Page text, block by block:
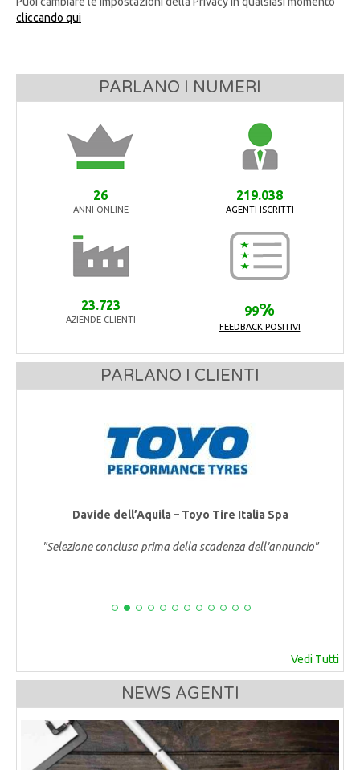
cliccando qui
PARLANO I NUMERI
26
ANNI ONLINE
219.038
AGENTI ISCRITTI
23.723
AZIENDE CLIENTI
99%
FEEDBACK POSITIVI
PARLANO I CLIENTI
Davide dell’Aquila – Toyo Tire Italia Spa
"Selezione conclusa prima della scadenza dell'annuncio"
Vedi Tutti
NEWS AGENTI